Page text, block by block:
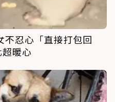
不忍心「直接打包回
暖心